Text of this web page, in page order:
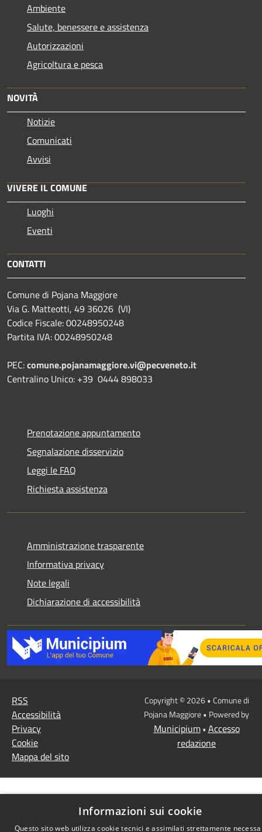
Ambiente
Salute, benessere e assistenza
Autorizzazioni
Agricoltura e pesca
NOVITÀ
Notizie
Comunicati
Avvisi
VIVERE IL COMUNE
Luoghi
Eventi
CONTATTI
Comune di Pojana Maggiore
Via G. Matteotti, 49 36026 (VI)
Codice Fiscale: 00248950248
Partita IVA: 00248950248
PEC:comune.pojanamaggiore.vi@pecveneto.it
Centralino Unico: +39 0444 898033
Prenotazione appuntamento
Segnalazione disservizio
Leggi le FAQ
Richiesta assistenza
Amministrazione trasparente
Informativa privacy
Note legali
Dichiarazione di accessibilità
RSS
Accessibilità
Privacy
Cookie
Mappa del sito
Copyright © 2026 • Comune di
Pojana Maggiore • Powered by
Municipium• Accesso
redazione
Informazioni sui cookie
Questo sito web utilizza cookie tecnici e assimilati strettamente